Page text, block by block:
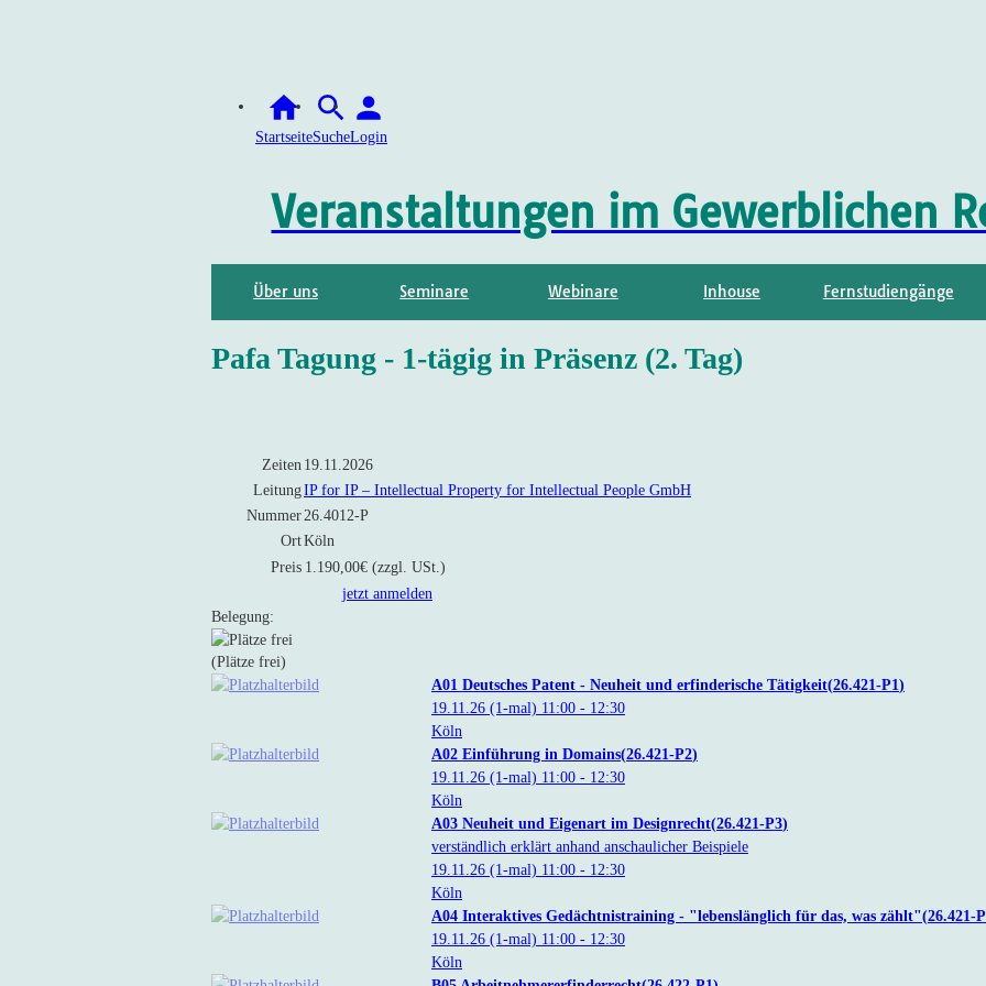
Veranstaltungen im Gewerblichen
StartseiteSucheLogin
Über uns Seminare Webinare Inhouse Fernstudiengänge
Pafa Tagung - 1-tägig in Präsenz (2. Tag)
Zeiten 19.11.2026
LeitungIP for IP – Intellectual Property for Intellectual People GmbH
Nummer26.4012-P
OrtKöln
Preis 1.190,00€ (zzgl. USt.)
jetzt anmelden
Belegung:
(Plätze frei)
A01 Deutsches Patent - Neuheit und erfinderische Tätigkeit 26.421-P1
19.11.26 (1-mal) 11:00 - 12:30
Köln
A02 Einführung in Domains 26.421-P2
19.11.26 (1-mal) 11:00 - 12:30
Köln
A03 Neuheit und Eigenart im Designrecht 26.421-P3
verständlich erklärt anhand anschaulicher Beispiele
19.11.26 (1-mal) 11:00 - 12:30
Köln
A04 Interaktives Gedächtnistraining - "lebenslänglich für das, was zählt" 26.421-
19.11.26 (1-mal) 11:00 - 12:30
Köln